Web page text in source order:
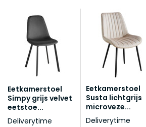
Eetkamerstoel
Simpy grijs velvet
eetstoe...
Deliverytime
Eetkamerstoel
Susta lichtgrijs
microveze...
Deliverytime